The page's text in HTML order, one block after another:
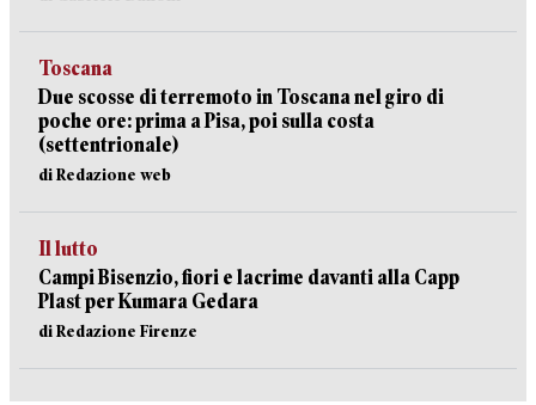
Toscana
Due scosse di terremoto in Toscana nel giro di
poche ore: prima a Pisa, poi sulla costa
(settentrionale)
di Redazione web
Il lutto
Campi Bisenzio, fiori e lacrime davanti alla Capp
Plast per Kumara Gedara
di Redazione Firenze